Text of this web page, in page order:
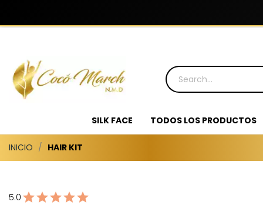
SILK FACE TODOS LOS PRODUCTOS
INICIO HAIR KIT
5.0